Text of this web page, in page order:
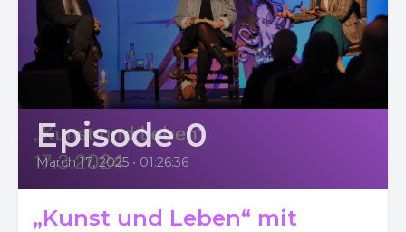
Episode 0
March 17, 2025 • 01:26:36
„Kunst und Leben“ mit